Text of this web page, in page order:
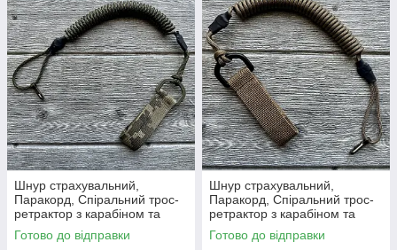
Шнур страхувальний,
Паракорд, Спіральний трос-
ретрактор з карабіном та
кріпленням на пояс (Довжина
35-100 см)
Готово до відправки
Шнур страхувальний,
Паракорд, Спіральний трос-
ретрактор з карабіном та
кріпленням на пояс (Довжина
35-100 см)
Готово до відправки